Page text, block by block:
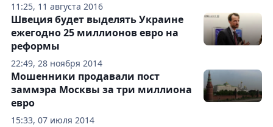
11:25, 11 августа 2016
22:49, 28 ноября 2014
Швеция будет выделять Украине
ежегодно 25 миллионов евро на
реформы
15:33, 07 июля 2014
Мошенники продавали пост
заммэра Москвы за три миллиона
евро